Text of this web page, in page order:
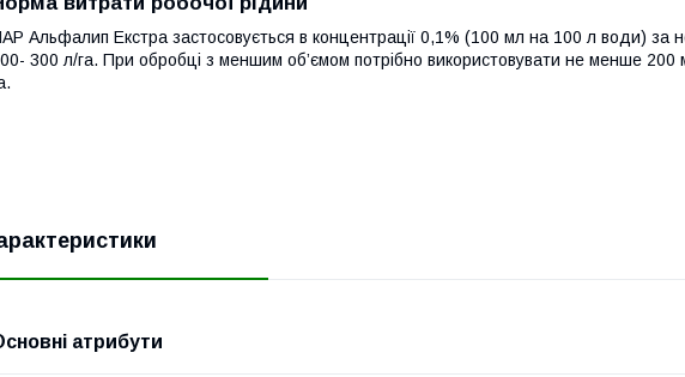
Альфалип Екстра застосовується в концентрації 0,1% (100 мл на 100 л води) за
300 л/га. При обробці з меншим об’ємом потрібно використовувати не менше
атрибути